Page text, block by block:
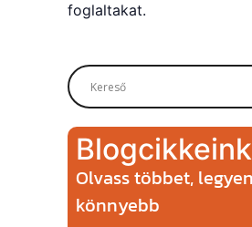
foglaltakat.
Blogcikkeink
Olvass többet, legyen
könnyebb